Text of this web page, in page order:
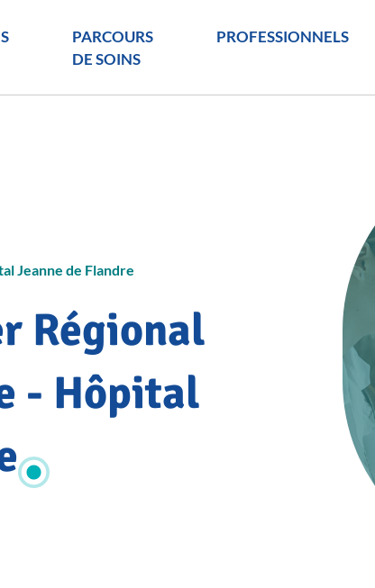
PARCOURS
DE SOINS
PROFESSIONNELS
Jeanne de Flandre
Régional
- Hôpital